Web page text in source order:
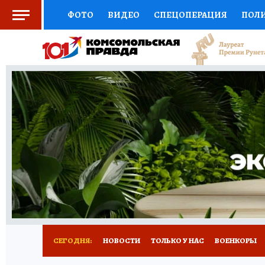
ФОТО ВИДЕО СПЕЦОПЕРАЦИЯ
СОЦПОДДЕРЖКА НАУКА СПЕЦПРОЕКТЫ
НАЦИОНАЛЬНЫЕ ПРОЕКТЫ РОССИИ
ЖЕНСКИЕ СЕКРЕТЫ ПУТЕВОДИТЕЛЬ
ДЕФИЦИТ ЖЕЛЕЗА ПРЕСС-ЦЕНТР
РЕКЛАМА ТЕСТЫ НОВОЕ НА САЙТЕ
СЕГОДНЯ: НОВОСТИ ТОЛЬКО У НАС ВОЕНКОРЫ